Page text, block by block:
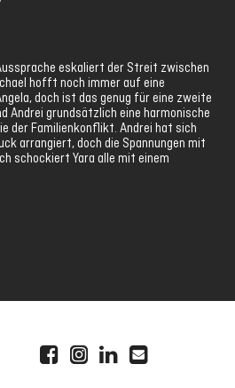
eskaliert der Streit zwischen
hofft noch immer auf eine
doch ist das genug für eine zweite
Andrei grundsätzlich eine harmonische
der Familienkonflikt. Andrei hat sich
arrangiert, doch die Spannungen mit
schockiert Yara alle mit einem